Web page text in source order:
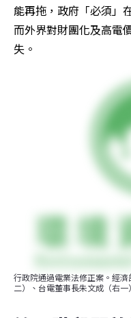
能再拖，政府「必須」
而外界對財團化及高電
失。
行政院通過電業法修正案。經
二）、台電董事長朱文成（右